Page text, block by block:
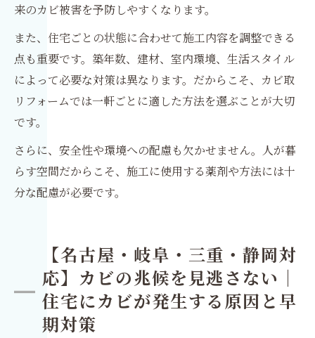
来のカビ被害を予防しやすくなります。
また、住宅ごとの状態に合わせて施工内容を調整できる
点も重要です。築年数、建材、室内環境、生活スタイル
によって必要な対策は異なります。だからこそ、カビ取
リフォームでは一軒ごとに適した方法を選ぶことが大切
です。
さらに、安全性や環境への配慮も欠かせません。人が暮
らす空間だからこそ、施工に使用する薬剤や方法には十
分な配慮が必要です。
【名古屋・岐阜・三重・静岡対
応】カビの兆候を見逃さない｜
住宅にカビが発生する原因と早
期対策